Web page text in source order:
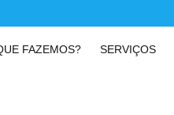
FAZEMOS? SERVIÇOS